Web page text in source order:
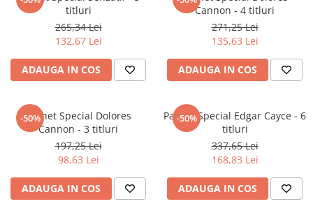
Ma pregatesc pentru scoala
Manuale - Carte Scolara
Clasa a II-a
Clasa a III-a
Clasa a IV-a
Clasa a V-a
Clasa a VI-a
Clasa a VII-a
Clasa a VIII-a
Clasa I
titluri
265,34 Lei
132,67 Lei
ADAUGA IN COS
Cannon - 4 titluri
271,25 Lei
135,63 Lei
ADAUGA IN COS
-50%
Pachet Special Dolores
Cannon - 3 titluri
197,25 Lei
98,63 Lei
ADAUGA IN COS
-50%
Pachet Special Edgar Cayce - 6
titluri
337,65 Lei
168,83 Lei
ADAUGA IN COS